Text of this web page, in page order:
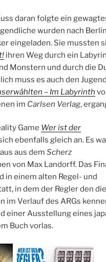
daran folgte ein
wurden nach
eingeladen. Sie mussten
ihren Weg durch ein
Monstern und durch die
muss es auch den
– Im Labyrinth
im Carlsen Verlag,
Game Wer ist der
ebenfalls gleich an. Es
aus aus dem Scherz
von Max Landorff. Das
in einem alten Regel- und
in dem der Regler den die
im Verlauf des ARGs
einer Ausstellung eines
Buch vorlas.